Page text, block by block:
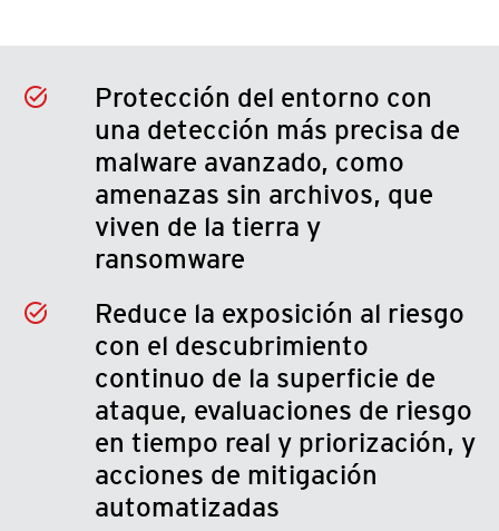
Protección del entorno con
una detección más precisa de
malware avanzado, como
amenazas sin archivos, que
viven de la tierra y
ransomware
Reduce la exposición al riesgo
con el descubrimiento
continuo de la superficie de
ataque, evaluaciones de riesgo
en tiempo real y priorización, y
acciones de mitigación
automatizadas